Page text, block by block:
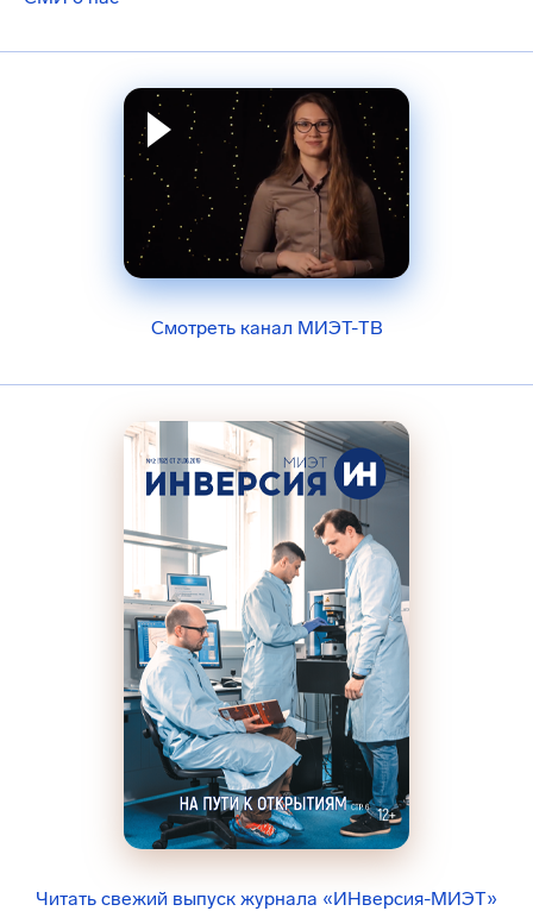
Смотреть канал МИЭТ-ТВ
Читать свежий выпуск журнала «ИНверсия-МИЭТ»